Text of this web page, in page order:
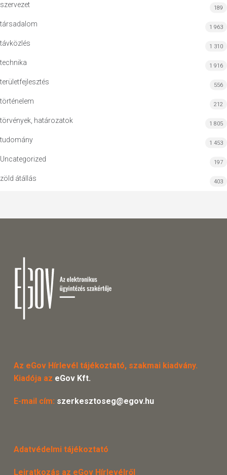
szervezet 189
társadalom 1 963
távközlés 1 310
technika 1 916
területfejlesztés 556
történelem 212
törvények, határozatok 1 805
tudomány 1 453
Uncategorized 197
zöld átállás 403
Az eGov Hírlevél tájékoztató, szakmai kiadvány.
Kiadója az eGov Kft.
E-mail cím: szerkesztoseg@egov.hu
Adatvédelmi tájékoztató
Leiratkozás az eGov Hírlevélről